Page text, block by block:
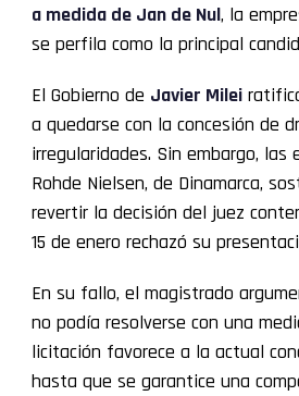
a medida de Jan de Nul, la
se perfila como la principal
El Gobierno de Javier Milei
a quedarse con la concesión de
irregularidades. Sin embargo, las
Rohde Nielsen, de Dinamarca,
revertir la decisión del juez
15 de enero rechazó su
En su fallo, el magistrado
no podía resolverse con una
licitación favorece a la actual
hasta que se garantice una